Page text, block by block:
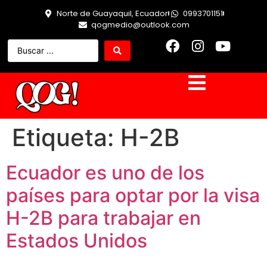
Norte de Guayaquil, Ecuador
0993701151
qogmedio@outlook.com
Etiqueta: H-2B
Ecuador es uno de los
países para optar por la visa
H-2B para trabajar en
Estados Unidos